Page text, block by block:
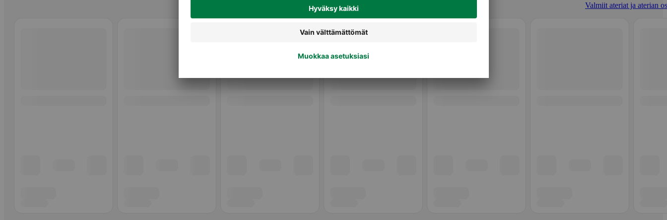
Valmiit ateriat ja aterian